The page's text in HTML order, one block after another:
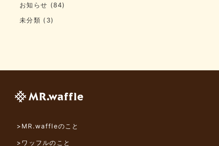
お知らせ (84)
未分類 (3)
>MR.waffleのこと
>ワッフルのこと